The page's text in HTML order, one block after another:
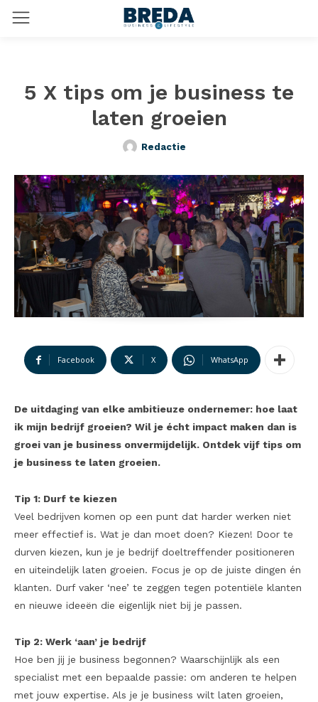
5 X tips om je business te
laten groeien
Redactie
Facebook X WhatsApp
De uitdaging van elke ambitieuze ondernemer: hoe laat
ik mijn bedrijf groeien? Wil je écht impact maken dan is
groei van je business onvermijdelijk. Ontdek vijf tips om
je business te laten groeien.
Tip 1: Durf te kiezen
Veel bedrijven komen op een punt dat harder werken niet
meer effectief is. Wat je dan moet doen? Kiezen! Door te
durven kiezen, kun je je bedrijf doeltreffender positioneren
en uiteindelijk laten groeien. Focus je op de juiste dingen én
klanten. Durf vaker ‘nee’ te zeggen tegen potentiële klanten
en nieuwe ideeën die eigenlijk niet bij je passen.
Tip 2: Werk ‘aan’ je bedrijf
Hoe ben jij je business begonnen? Waarschijnlijk als een
specialist met een bepaalde passie: om anderen te helpen
met jouw expertise. Als je je business wilt laten groeien,